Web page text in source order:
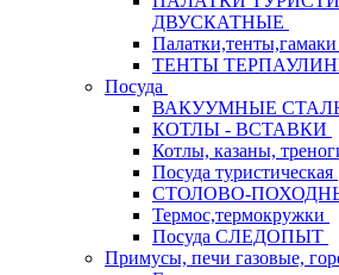
ДВУСКАТНЫЕ
Палатки,тенты,гамаки
ТЕНТЫ
Посуда
ВАКУУМНЫЕ
КОТЛЫ - ВСТАВКИ
Котлы, казаны,
Посуда туристическая
СТОЛОВО-
Термос,термокружки
Посуда СЛЕДОПЫТ
Примусы, печи газовые,